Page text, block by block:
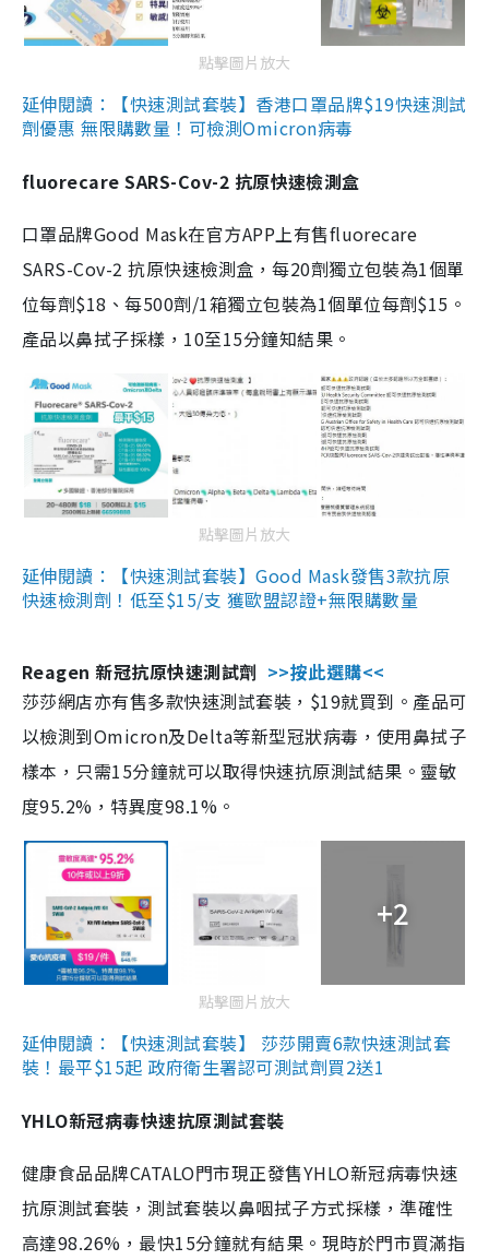
點擊圖片放大
延伸閱讀：【快速測試套裝】香港口罩品牌$19快速測試
劑優惠 無限購數量！可檢測Omicron病毒
fluorecare SARS-Cov-2 抗原快速檢測盒
口罩品牌Good Mask在官方APP上有售fluorecare
SARS-Cov-2 抗原快速檢測盒，每20劑獨立包裝為1個單
位每劑$18、每500劑/1箱獨立包裝為1個單位每劑$15。
產品以鼻拭子採樣，10至15分鐘知結果。
點擊圖片放大
延伸閱讀：【快速測試套裝】Good Mask發售3款抗原
快速檢測劑！低至$15/支 獲歐盟認證+無限購數量
Reagen 新冠抗原快速測試劑 >>按此選購<<
莎莎網店亦有售多款快速測試套裝，$19就買到。產品可
以檢測到Omicron及Delta等新型冠狀病毒，使用鼻拭子
樣本，只需15分鐘就可以取得快速抗原測試結果。靈敏
度95.2%，特異度98.1%。
+2
點擊圖片放大
延伸閱讀：【快速測試套裝】 莎莎開賣6款快速測試套
裝！最平$15起 政府衛生署認可測試劑買2送1
YHLO新冠病毒快速抗原測試套裝
健康食品品牌CATALO門市現正發售YHLO新冠病毒快速
抗原測試套裝，測試套裝以鼻咽拭子方式採樣，準確性
高達98.26%，最快15分鐘就有結果。現時於門市買滿指